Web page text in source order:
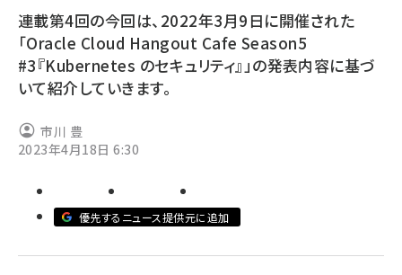
drupal (1947)
genai (1477)
abc123 (1352)
連載第4回の今回は、2022年3月9日に開催された
「Oracle Cloud Hangout Cafe Season5
#3『Kubernetes のセキュリティ』」の発表内容に基づ
いて紹介していきます。
市川 豊
2023年4月18日 6:30
優先するニュース提供元に追加